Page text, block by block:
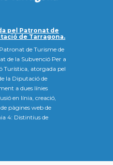
pel Patronat de
de Tarragona.
de Turisme de
de la Subvenció Per a
Turística, atorgada pel
la Diputació de
a dues línies
en línia, creació,
pàgines web de
4: Distintius de